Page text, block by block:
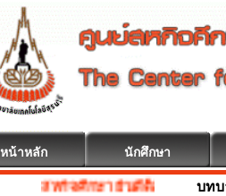
หน้าหลัก นักศึกษา
สหกิจศึกษา ยินดีต้อนรับ บทบ